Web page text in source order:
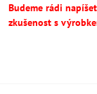
Budeme rádi
zkušenost s